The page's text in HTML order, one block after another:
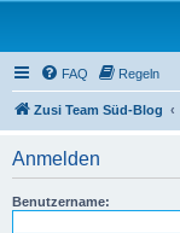
FAQ Regeln
Zusi Team Süd-Blog
Anmelden
Benutzername: